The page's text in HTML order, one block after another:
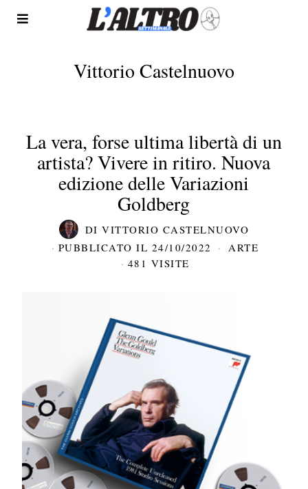
Vittorio Castelnuovo
La vera, forse ultima libertà di un
artista? Vivere in ritiro. Nuova
edizione delle Variazioni
Goldberg
DIVITTORIO CASTELNUOVO
PUBBLICATO IL 24/10/2022
ARTE
481 VISITE